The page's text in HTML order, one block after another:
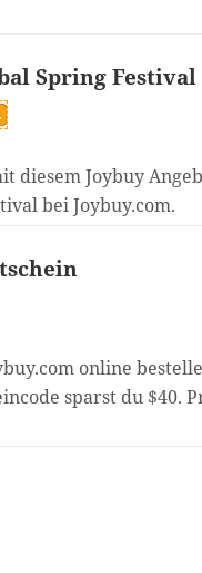
Spring
diesem Joybuy
bei Joybuy.com.
online
sparst du $40.